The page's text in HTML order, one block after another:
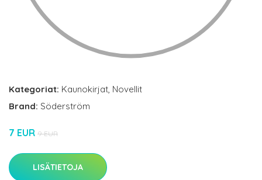
Kategoriat: Kaunokirjat, Novellit
Brand: Söderström
7 EUR 9 EUR
LISÄTIETOJA